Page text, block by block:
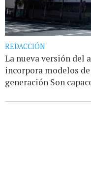
REDACCIÓN
La nueva versión del
incorpora modelos
generación Son